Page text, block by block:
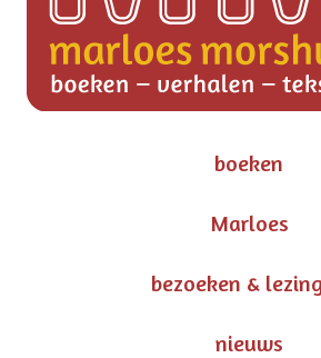
boeken
Marloes
bezoeken &
nieuws